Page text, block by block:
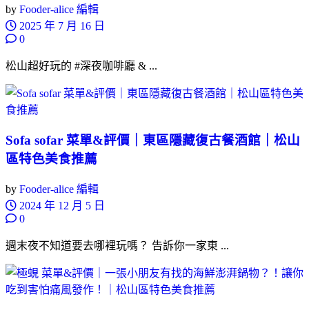
by Fooder-alice 編輯
2025 年 7 月 16 日
0
松山超好玩的 #深夜咖啡廳 & ...
Sofa sofar 菜單&評價｜東區隱藏復古餐酒館｜松山
區特色美食推薦
by Fooder-alice 編輯
2024 年 12 月 5 日
0
週末夜不知道要去哪裡玩嗎？ 告訴你一家東 ...